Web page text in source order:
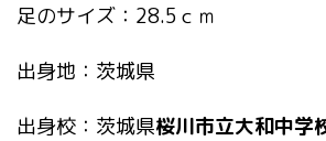
足のサイズ：28.5ｃｍ
出身地：茨城県
出身校：茨城県桜川市立大和中学